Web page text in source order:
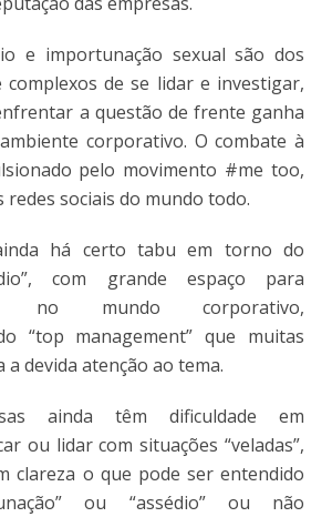
e importunação sexual são dos
complexos de se lidar e investigar,
a questão de frente ganha
corporativo. O combate à
pelo movimento #me too,
redes sociais do mundo todo.
há certo tabu em torno do
com grande espaço para
no mundo corporativo,
“top management” que muitas
a devida atenção ao tema.
ainda têm dificuldade em
ou lidar com situações “veladas”,
clareza o que pode ser entendido
ou “assédio” ou não